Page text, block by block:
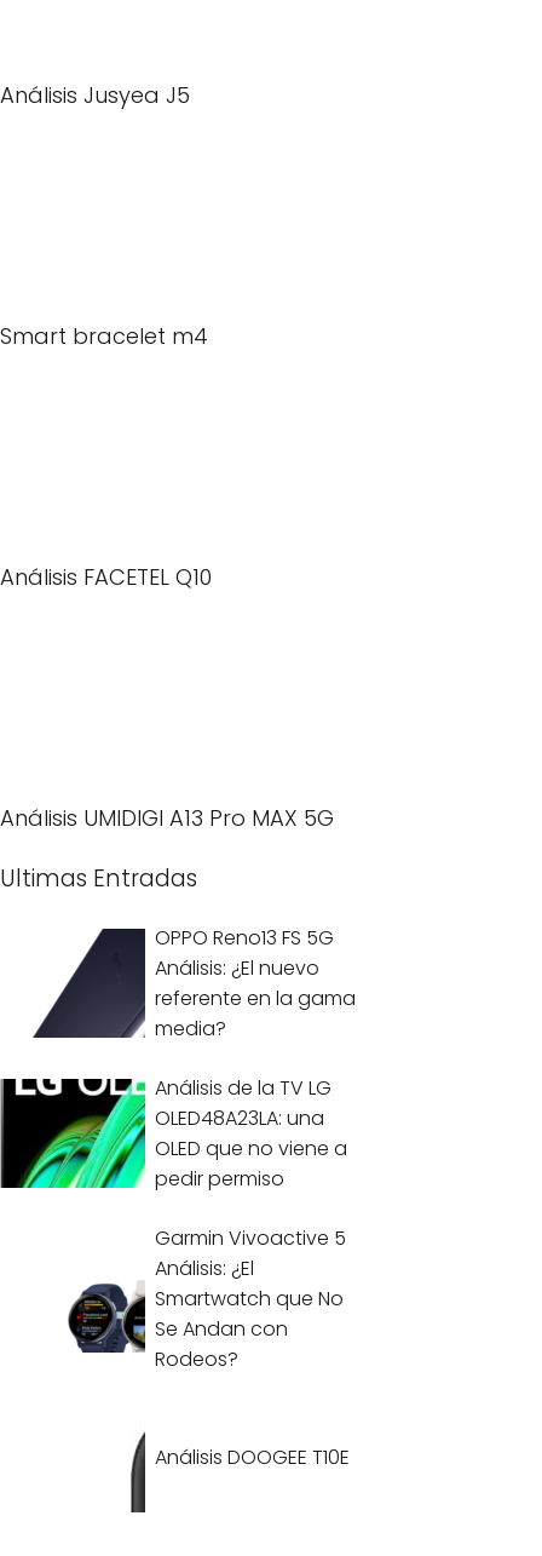
Análisis Jusyea J5
Smart bracelet m4
Análisis FACETEL Q10
Análisis UMIDIGI A13 Pro MAX 5G
Ultimas Entradas
OPPO Reno13 FS 5G
Análisis: ¿El nuevo
referente en la gama
media?
Análisis de la TV LG
OLED48A23LA: una
OLED que no viene a
pedir permiso
Garmin Vivoactive 5
Análisis: ¿El
Smartwatch que No
Se Andan con
Rodeos?
Análisis DOOGEE T10E